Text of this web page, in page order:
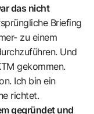
das nicht
Briefing
zu einem
Und
gekommen.
Ich bin ein
richtet.
gegründet und